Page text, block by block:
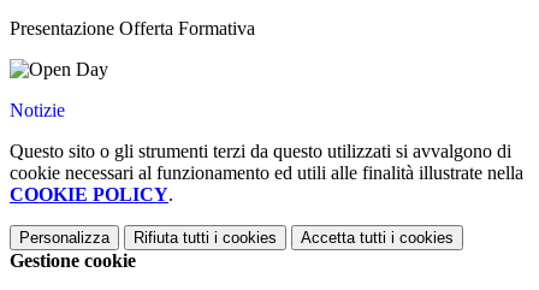
Presentazione Offerta Formativa
Notizie
Questo sito o gli strumenti terzi da questo utilizzati si avvalgono di
cookie necessari al funzionamento ed utili alle finalità illustrate nella
COOKIE POLICY.
Personalizza Rifiuta tutti i cookies Accetta tutti i cookies
Gestione cookie